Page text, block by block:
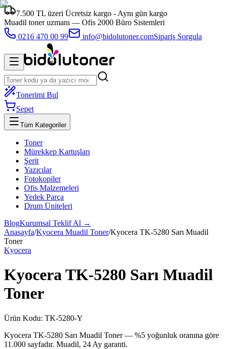
7.500 TL üzeri Ücretsiz kargo - Aynı gün kargo
Muadil toner uzmanı — Ofis 2000 Büro Sistemleri
0216 470 00 99
info@bidolutoner.comSipariş Sorgula
Tonerimi Bul
Sepet
Tüm Kategoriler
Toner
Mürekkep Kartuşları
Şerit
Yazıcılar
Fotokopiler
Ofis Malzemeleri
Yedek Parça
Drum Üniteleri
BlogKurumsal Teklif Al →
Anasayfa/Kyocera Muadil Toner/Kyocera TK-5280 Sarı Muadil
Toner
Kyocera
Kyocera TK-5280 Sarı Muadil
Toner
Ürün Kodu: TK-5280-Y
Kyocera TK-5280 Sarı Muadil Toner — %5 yoğunluk oranına göre
11.000 sayfadır. Muadil, 24 Ay garanti.